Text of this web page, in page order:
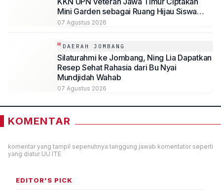
Mini Garden sebagai Ruang Hijau Siswa
SMP Al-Azhaar Tulungagung
07 Agustus 2026
DAERAH JOMBANG
Silaturahmi ke Jombang, Ning Lia Dapatkan
Resep Sehat Rahasia dari Bu Nyai
Mundjidah Wahab
07 Agustus 2026
KOMENTAR
komentar yang tampil sepenuhnya tanggung jawab komentator seperti
yang diatur UU ITE
EDITOR'S PICK